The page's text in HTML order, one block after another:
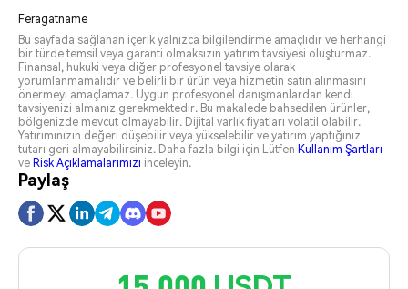
Feragatname
Bu sayfada sağlanan içerik yalnızca bilgilendirme amaçlıdır ve herhangi
bir türde temsil veya garanti olmaksızın yatırım tavsiyesi oluşturmaz.
Finansal, hukuki veya diğer profesyonel tavsiye olarak
yorumlanmamalıdır ve belirli bir ürün veya hizmetin satın alınmasını
önermeyi amaçlamaz. Uygun profesyonel danışmanlardan kendi
tavsiyenizi almanız gerekmektedir. Bu makalede bahsedilen ürünler,
bölgenizde mevcut olmayabilir. Dijital varlık fiyatları volatil olabilir.
Yatırımınızın değeri düşebilir veya yükselebilir ve yatırım yaptığınız
tutarı geri almayabilirsiniz. Daha fazla bilgi için Lütfen Kullanım Şartları
ve Risk Açıklamalarımızı inceleyin.
Paylaş